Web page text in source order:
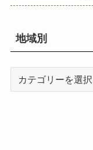
地域別